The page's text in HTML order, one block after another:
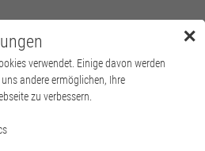
Menü
✕
verwendet. Einige davon werden
andere ermöglichen, Ihre
zu verbessern.